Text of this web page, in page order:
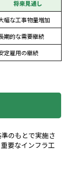
将来見通し
幅な工事物量増加
期的な需要継続
定雇用の継続
のもとで実施さ
要なインフラ工